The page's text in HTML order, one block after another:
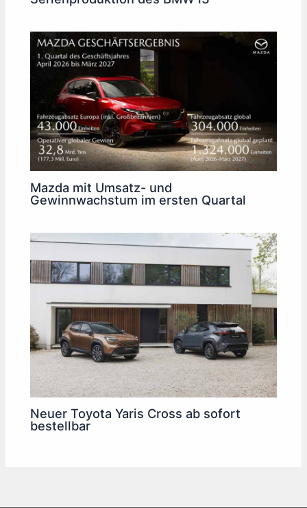
Mazda mit Umsatz- und
Gewinnwachstum im ersten Quartal
Neuer Toyota Yaris Cross ab sofort
bestellbar